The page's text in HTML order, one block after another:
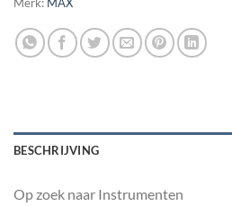
BESCHRIJVING
Op zoek naar Instrumenten